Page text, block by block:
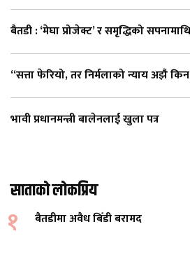
बैतडी : ‘मेघा प्रोजेक्ट’ र समृद्धिको
“सत्ता फेरियो, तर निर्मलाको न्याय अझै
भावी प्रधानमन्त्री बालेनलाई खुला पत्र
साताको लोकप्रिय
१ बैतडीमा अवैध बिँडी बरामद